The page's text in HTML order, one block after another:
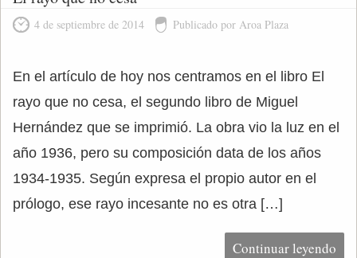
4 de septiembre de 2014 Publicado por Aroa Plaza
En el artículo de hoy nos centramos en el libro El
rayo que no cesa, el segundo libro de Miguel
Hernández que se imprimió. La obra vio la luz en el
año 1936, pero su composición data de los años
1934-1935. Según expresa el propio autor en el
prólogo, ese rayo incesante no es otra […]
Continuar leyendo